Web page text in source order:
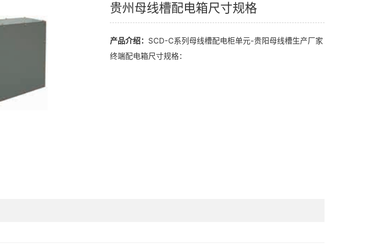
贵州母线槽配电箱尺寸规格
产品介绍： SCD-C系列母线槽配电柜单元-贵阳母线槽生产厂家
终端配电箱尺寸规格：